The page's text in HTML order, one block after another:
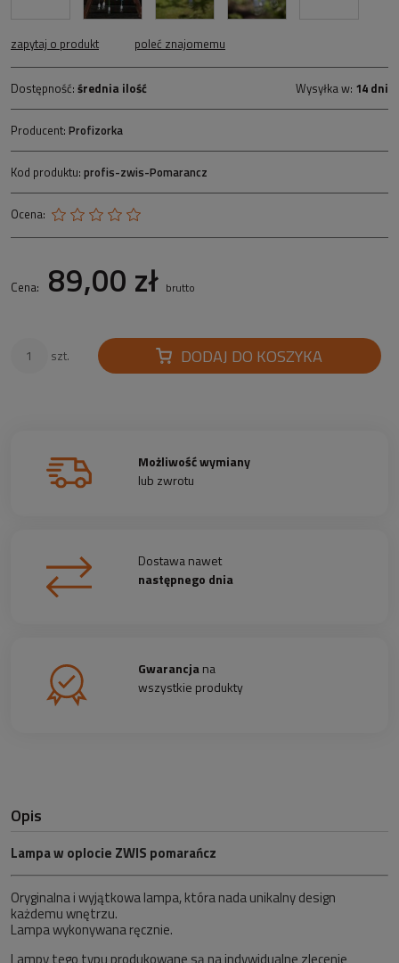
zapytaj o produkt poleć znajomemu
Dostępność: średnia ilość Wysyłka w: 14 dni
Producent: Profizorka
Kod produktu: profis-zwis-Pomarancz
Ocena:
Cena: 89,00 zł brutto
szt. DODAJ DO KOSZYKA
Możliwość wymiany
lub zwrotu
Dostawa nawet
następnego dnia
Gwarancjana
wszystkie produkty
Opis
Lampa w oplocie ZWIS pomarańcz
Oryginalna i wyjątkowa lampa, która nada unikalny design
każdemu wnętrzu.
Lampa wykonywana ręcznie.